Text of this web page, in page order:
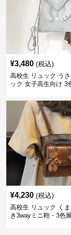
¥3,480 (税込)
高校生 リュック う
ック 女子高生向け 3
¥4,230 (税込)
高校生 リュック く
き3wayミニ鞄・3色